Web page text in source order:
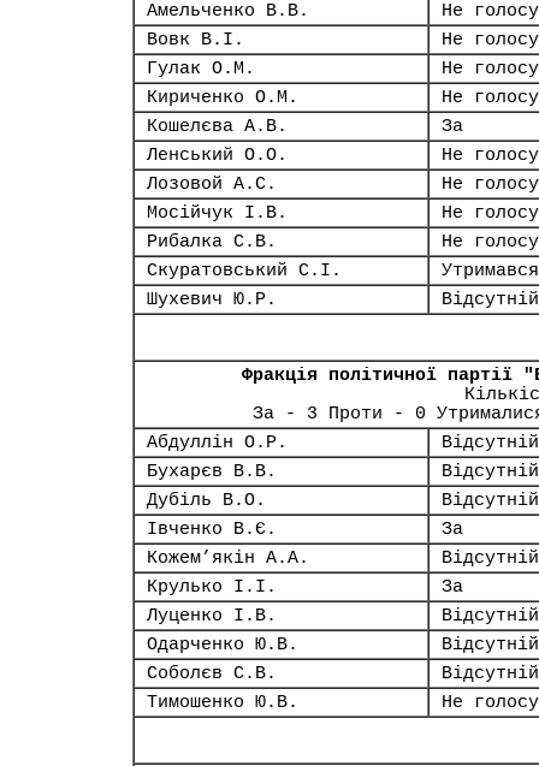
Амельченко В.В.
Не
Вовк В.І.
Не
Гулак О.М.
Не
Кириченко О.М.
Не
Кошелєва А.В.
За
Ленський О.О.
Не
Лозовой А.С.
Не
Мосійчук І.В.
Не
Рибалка С.В.
Не
Скуратовський С.І.
Утримався
Шухевич Ю.Р.
Відсутній
Фракція політичної партії
За - 3 Проти - 0
Абдуллін О.Р.
Відсутній
Бухарєв В.В.
Відсутній
Дубіль В.О.
Відсутній
Івченко В.Є.
За
Кожем’якін А.А.
Відсутній
Крулько І.І.
За
Луценко І.В.
Відсутній
Одарченко Ю.В.
Відсутній
Соболєв С.В.
Відсутній
Тимошенко Ю.В.
Не